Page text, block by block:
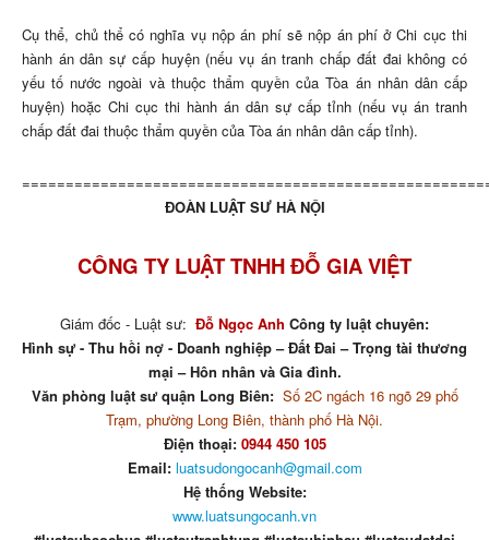
Cụ thể, chủ thể có nghĩa vụ nộp án phí sẽ nộp án phí ở Chi cục thi
hành án dân sự cấp huyện (nếu vụ án tranh chấp đất đai không có
yếu tố nước ngoài và thuộc thẩm quyền của Tòa án nhân dân cấp
huyện) hoặc Chi cục thi hành án dân sự cấp tỉnh (nếu vụ án tranh
chấp đất đai thuộc thẩm quyền của Tòa án nhân dân cấp tỉnh).
ĐOÀN LUẬT SƯ HÀ NỘI
CÔNG TY LUẬT TNHH ĐỖ GIA VIỆT
Giám đốc - Luật sư: Đỗ Ngọc Anh Công ty luật chuyên:
Hình sự - Thu hồi nợ - Doanh nghiệp – Đất Đai – Trọng tài thương
mại – Hôn nhân và Gia đình.
Văn phòng luật sư quận Long Biên: Số 2C ngách 16 ngõ 29 phố
Trạm, phường Long Biên, thành phố Hà Nội.
Điện thoại: 0944 450 105
Email: luatsudongocanh@gmail.com
Hệ thống Website:
www.luatsungocanh.vn